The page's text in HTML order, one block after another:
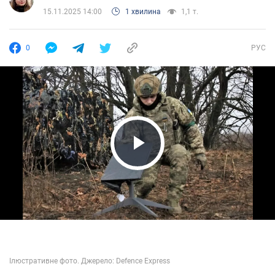
15.11.2025 14:00 1 хвилина 1,1 т.
0 РУС
Play Video